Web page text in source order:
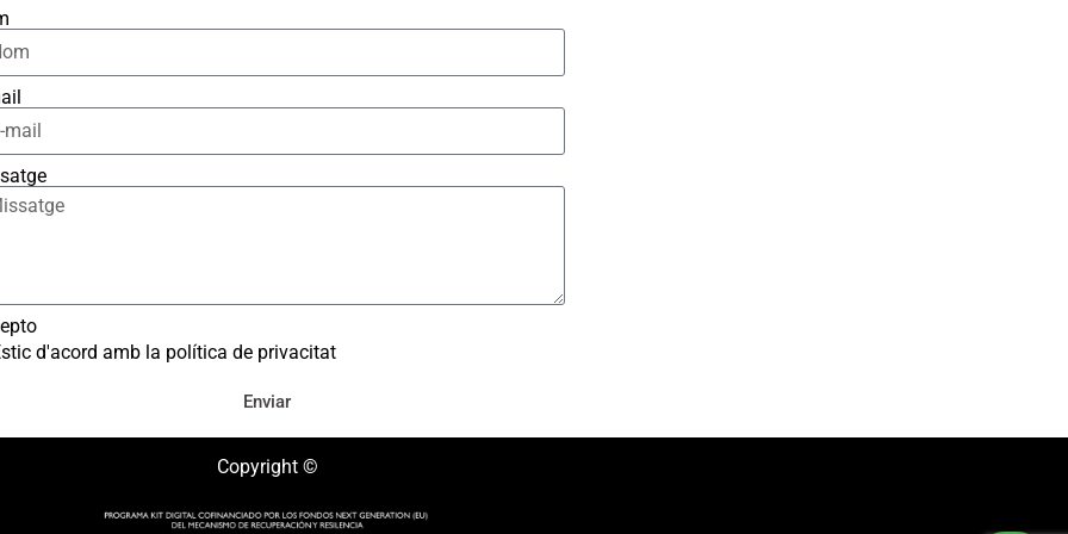
d'acord amb la política de privacitat
Enviar
Copyright ©